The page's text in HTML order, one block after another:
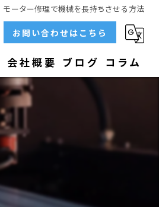
モーター修理で機械を長持ちさせる方法
お問い合わせはこちら
会社概要 ブログ コラム